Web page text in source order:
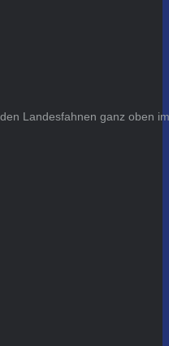
Landesfahnen ganz oben